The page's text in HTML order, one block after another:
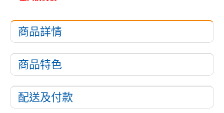
商品詳情
商品特色
配送及付款